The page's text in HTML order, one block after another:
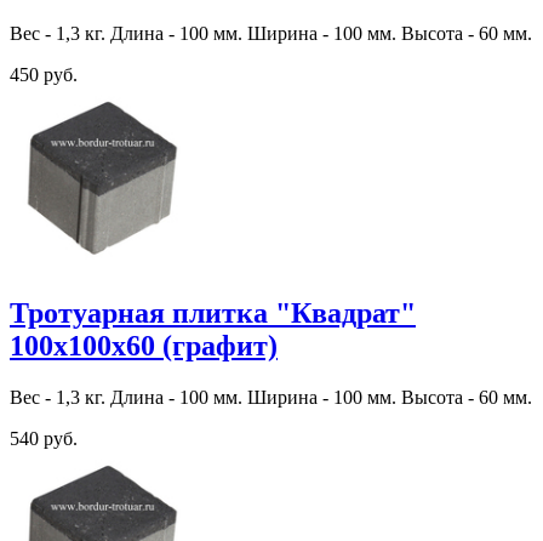
Вес - 1,3 кг. Длина - 100 мм. Ширина - 100 мм. Высота - 60 мм.
450 руб.
Тротуарная плитка "Квадрат"
100х100х60 (графит)
Вес - 1,3 кг. Длина - 100 мм. Ширина - 100 мм. Высота - 60 мм.
540 руб.